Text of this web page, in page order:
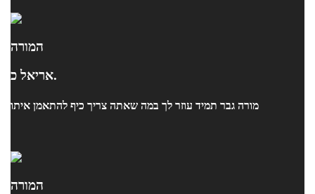
המורה
אריאל כ.
מורה גבר תמיד עוזר לך במה שאתה צריך כיף להתאמן איתו
המורה